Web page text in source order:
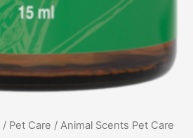
/ Pet Care / Animal Scents Pet Care